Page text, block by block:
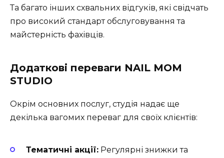
Та багато інших схвальних відгуків, які свідчать
про високий стандарт обслуговування та
майстерність фахівців.
Додаткові переваги NAIL MOM
STUDIO
Окрім основних послуг, студія надає ще
декілька вагомих переваг для своїх клієнтів:
Тематичні акції: Регулярні знижки та